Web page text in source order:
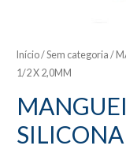
Início/Sem categoria /
1/2 X 2,0MM